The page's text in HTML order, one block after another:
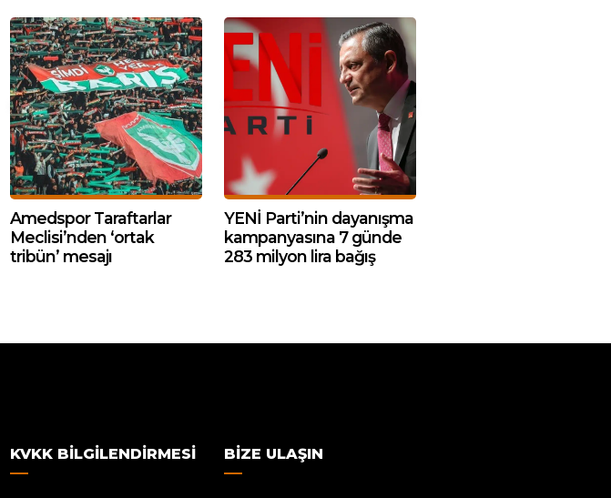
Amedspor Taraftarlar
Meclisi’nden ‘ortak
tribün’ mesajı
YENİ Parti’nin dayanışma
kampanyasına 7 günde
283 milyon lira bağış
KVKK BILGILENDIRMESI BIZE ULAŞIN